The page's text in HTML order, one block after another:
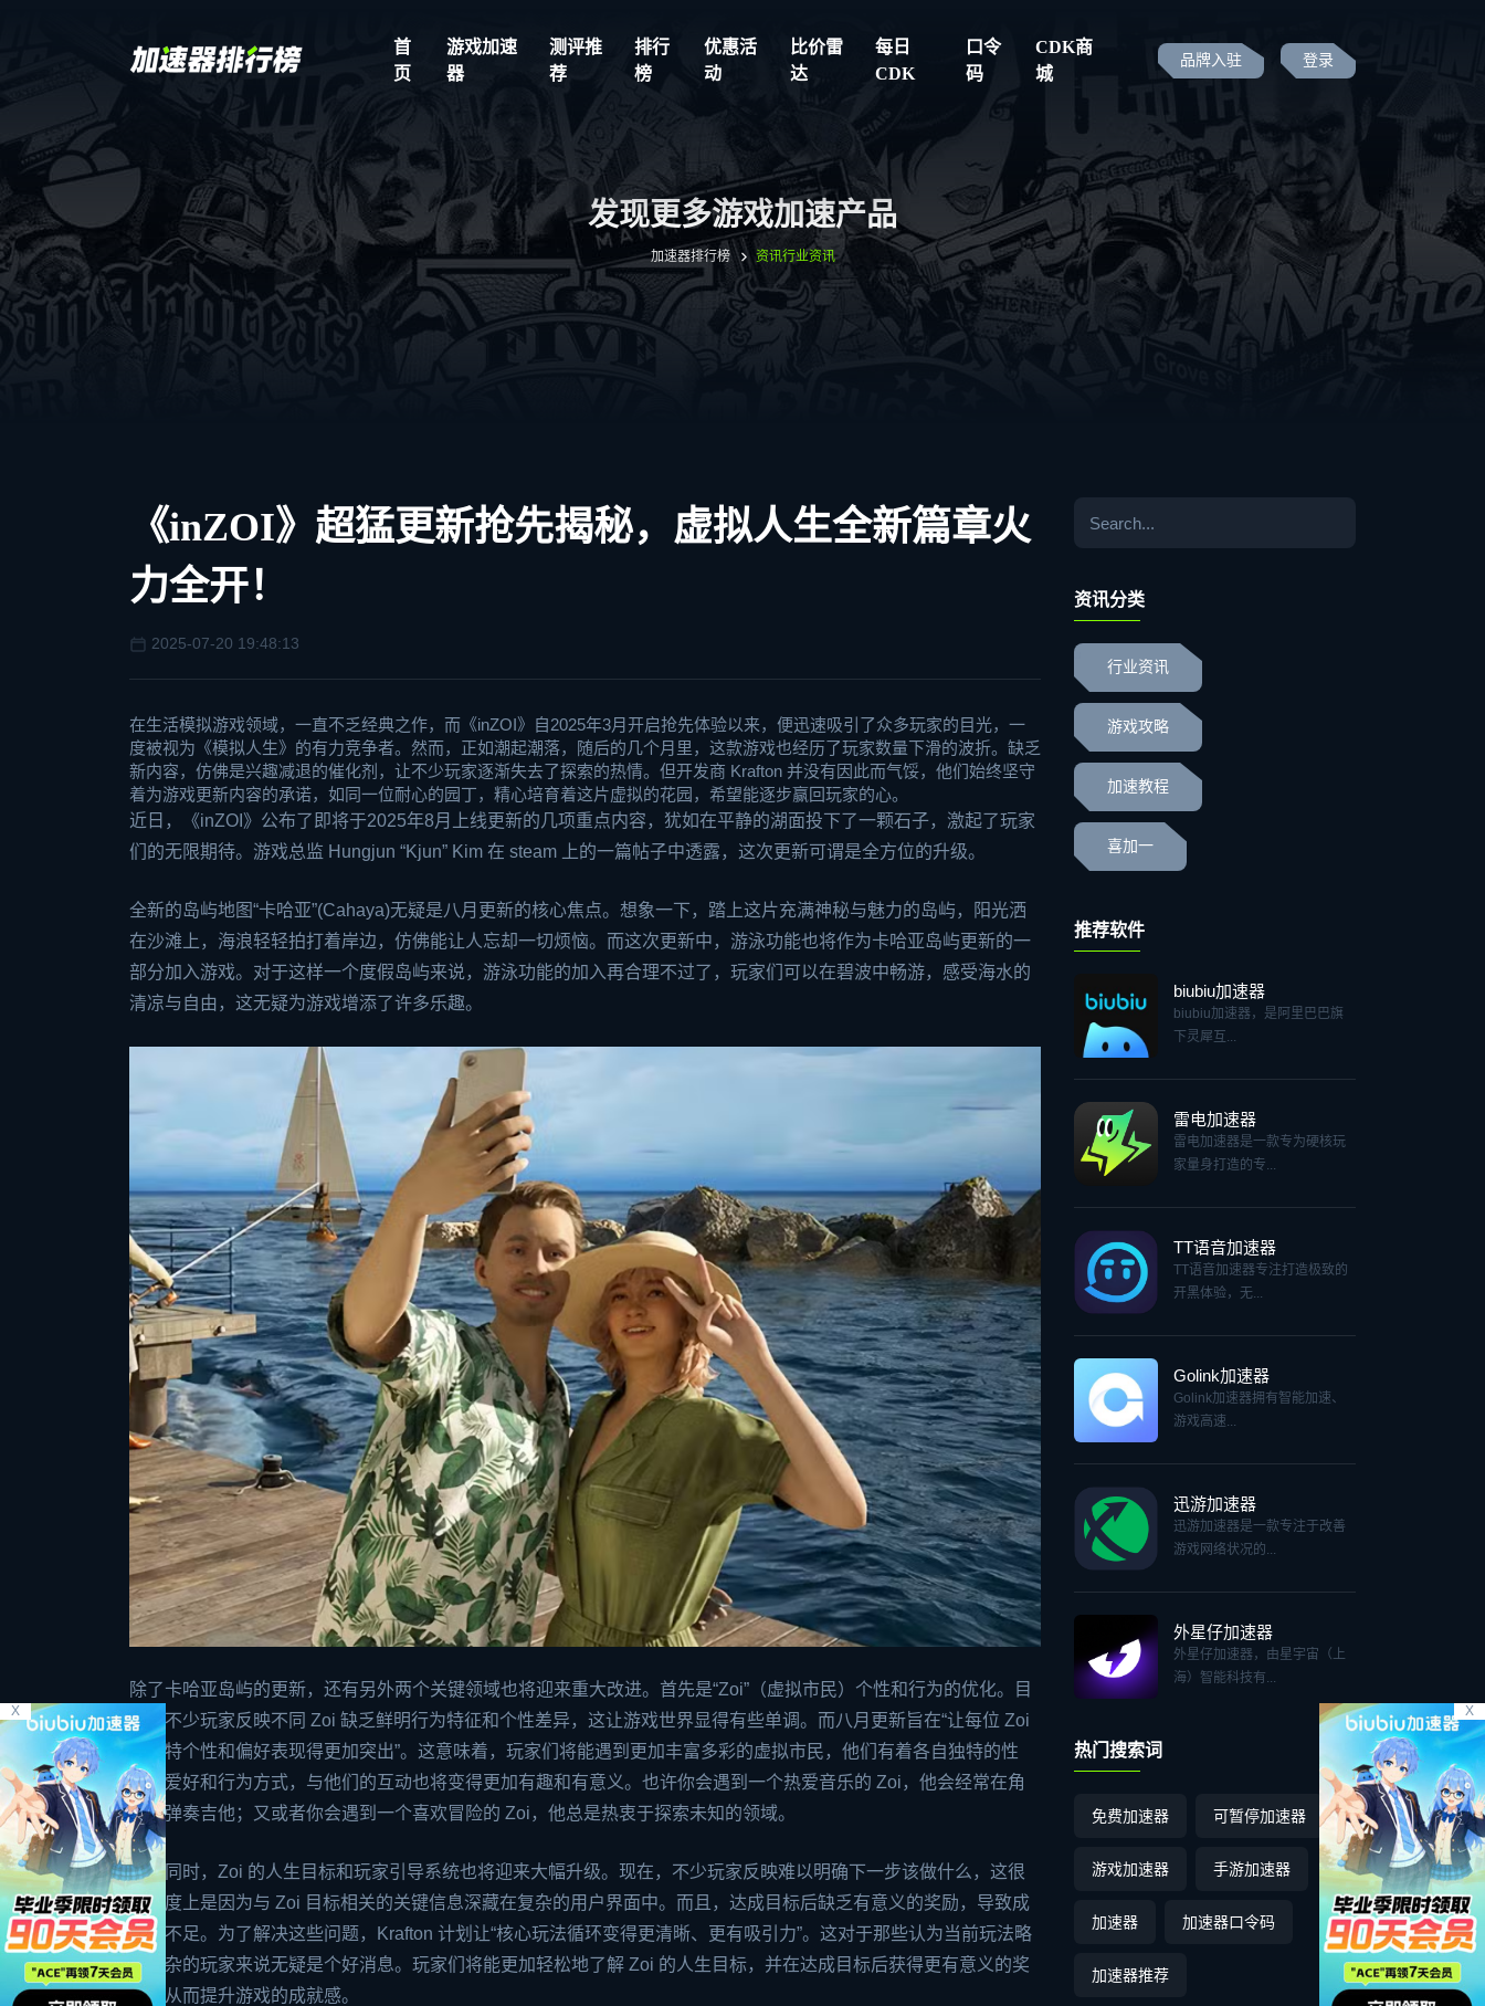
首
页
游戏加速
器
测评推
荐
排行
榜
优惠活
动
比价雷
达
每日
CDK
口令
码
CDK商
城
品牌入驻 登录
X X
发现更多游戏加速产品
加速器排行榜 资讯行业资讯
《inZOI》超猛更新抢先揭秘，虚拟人生全新篇章火
力全开！
2025-07-20 19:48:13
在生活模拟游戏领域，一直不乏经典之作，而《inZOI》自2025年3月开启抢先体验以来，便迅速吸引了众多玩家的目光，一
度被视为《模拟人生》的有力竞争者。然而，正如潮起潮落，随后的几个月里，这款游戏也经历了玩家数量下滑的波折。缺乏
新内容，仿佛是兴趣减退的催化剂，让不少玩家逐渐失去了探索的热情。但开发商 Krafton 并没有因此而气馁，他们始终坚守
着为游戏更新内容的承诺，如同一位耐心的园丁，精心培育着这片虚拟的花园，希望能逐步赢回玩家的心。
近日，《inZOI》公布了即将于2025年8月上线更新的几项重点内容，犹如在平静的湖面投下了一颗石子，激起了玩家
们的无限期待。游戏总监 Hungjun “Kjun” Kim 在 steam 上的一篇帖子中透露，这次更新可谓是全方位的升级。
全新的岛屿地图“卡哈亚”(Cahaya)无疑是八月更新的核心焦点。想象一下，踏上这片充满神秘与魅力的岛屿，阳光洒
在沙滩上，海浪轻轻拍打着岸边，仿佛能让人忘却一切烦恼。而这次更新中，游泳功能也将作为卡哈亚岛屿更新的一
部分加入游戏。对于这样一个度假岛屿来说，游泳功能的加入再合理不过了，玩家们可以在碧波中畅游，感受海水的
清凉与自由，这无疑为游戏增添了许多乐趣。
除了卡哈亚岛屿的更新，还有另外两个关键领域也将迎来重大改进。首先是“Zoi”（虚拟市民）个性和行为的优化。目
前，不少玩家反映不同 Zoi 缺乏鲜明行为特征和个性差异，这让游戏世界显得有些单调。而八月更新旨在“让每位 Zoi
的独特个性和偏好表现得更加突出”。这意味着，玩家们将能遇到更加丰富多彩的虚拟市民，他们有着各自独特的性
格、爱好和行为方式，与他们的互动也将变得更加有趣和有意义。也许你会遇到一个热爱音乐的 Zoi，他会经常在角
落里弹奏吉他；又或者你会遇到一个喜欢冒险的 Zoi，他总是热衷于探索未知的领域。
与此同时，Zoi 的人生目标和玩家引导系统也将迎来大幅升级。现在，不少玩家反映难以明确下一步该做什么，这很
大程度上是因为与 Zoi 目标相关的关键信息深藏在复杂的用户界面中。而且，达成目标后缺乏有意义的奖励，导致成
就感不足。为了解决这些问题，Krafton 计划让“核心玩法循环变得更清晰、更有吸引力”。这对于那些认为当前玩法略
显复杂的玩家来说无疑是个好消息。玩家们将能更加轻松地了解 Zoi 的人生目标，并在达成目标后获得更有意义的奖
励，从而提升游戏的成就感。
资讯分类
行业资讯
游戏攻略
加速教程
喜加一
推荐软件
biubiu加速器
biubiu加速器，是阿里巴巴旗
下灵犀互...
雷电加速器
雷电加速器是一款专为硬核玩
家量身打造的专...
TT语音加速器
TT语音加速器专注打造极致的
开黑体验，无...
Golink加速器
Golink加速器拥有智能加速、
游戏高速...
迅游加速器
迅游加速器是一款专注于改善
游戏网络状况的...
外星仔加速器
外星仔加速器，由星宇宙（上
海）智能科技有...
热门搜索词
免费加速器 可暂停加速器
游戏加速器 手游加速器
加速器 加速器口令码
加速器推荐